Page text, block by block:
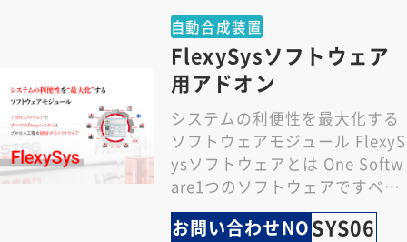
自動合成装置
FlexySysソフトウェア
用アドオン
システムの利便性を最大化する
ソフトウェアモジュール FlexyS
ysソフトウェアとは One Softw
are1つのソフトウェアですべて
のFlexyシステムとプ…
お問い合わせNOSYS06